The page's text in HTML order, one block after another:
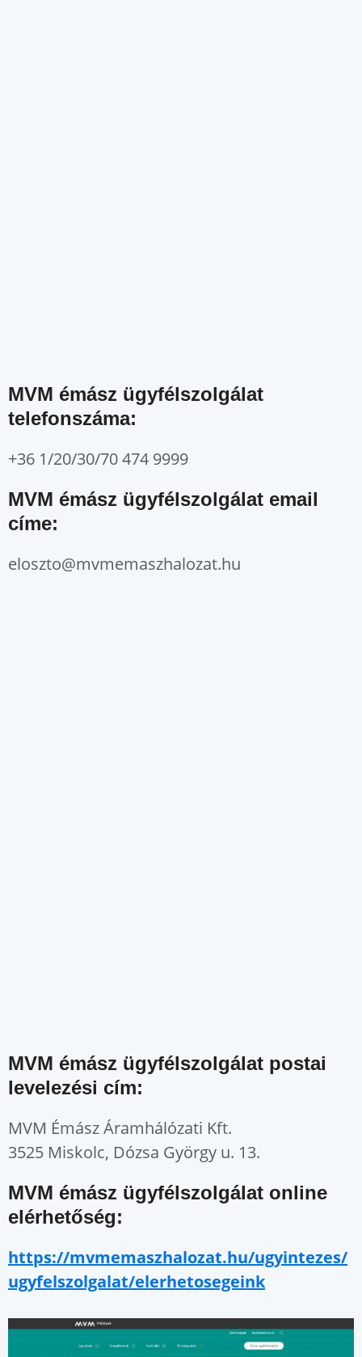
MVM émász ügyfélszolgálat
telefonszáma:
+36 1/20/30/70 474 9999
MVM émász ügyfélszolgálat email
címe:
eloszto@mvmemaszhalozat.hu
MVM émász ügyfélszolgálat postai
levelezési cím:
MVM Émász Áramhálózati Kft.
3525 Miskolc, Dózsa György u. 13.
MVM émász ügyfélszolgálat online
elérhetőség:
https://mvmemaszhalozat.hu/ugyintezes/
ugyfelszolgalat/elerhetosegeink